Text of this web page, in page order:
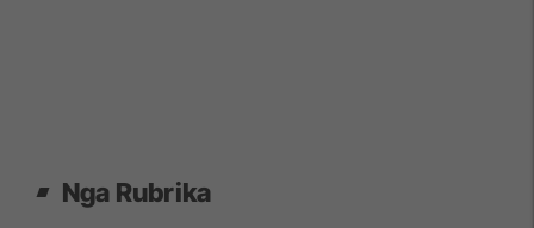
Nga Rubrika